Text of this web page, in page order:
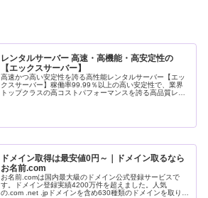
レンタルサーバー 高速・高機能・高安定性の
【エックスサーバー】
高速かつ高い安定性を誇る高性能レンタルサーバー【エッ
クスサーバー】稼働率99.99％以上の高い安定性で、業界
トップクラスの高コストパフォーマンスを誇る高品質レン
ドメイン取得は最安値0円～｜ドメイン取るなら
お名前.com
お名前.comは国内最大級のドメイン公式登録サービスで
す。ドメイン登録実績4200万件を超えました。人気
の.com .net .jpドメインを含め630種類のドメインを取り扱